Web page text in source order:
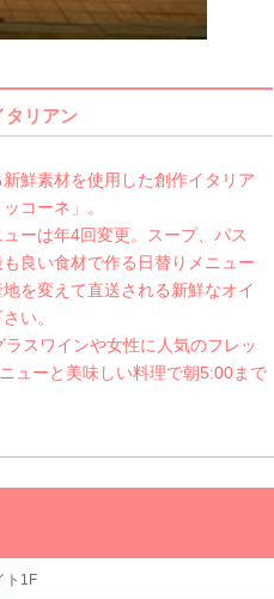
タリアン
鮮素材を使用した創作イタリア
コーネ」。
ーは年4回変更。スープ、パス
良い食材で作る日替りメニュー
を変えて直送される新鮮なオイ
い。
スワインや女性に人気のフレッ
ューと美味しい料理で朝5:00まで
ト1F